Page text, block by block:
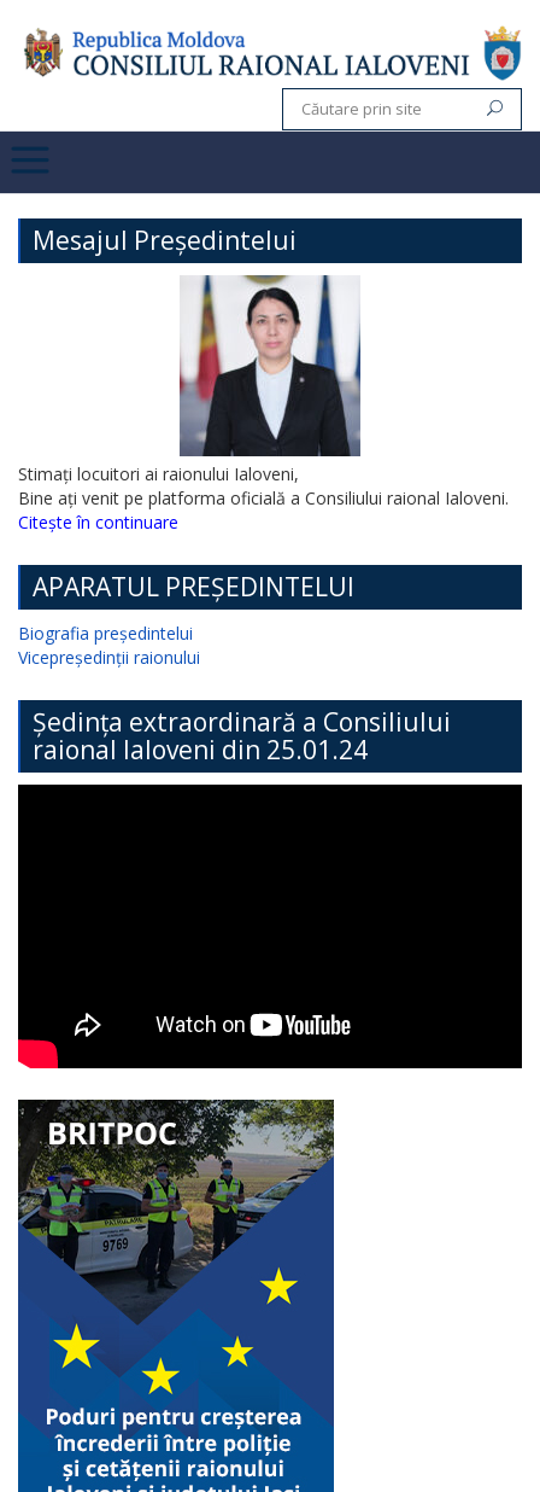
Mesajul Președintelui
Stimați locuitori ai raionului Ialoveni,
Bine ați venit pe platforma oficială a Consiliului raional Ialoveni.
Citește în continuare
APARATUL PREȘEDINTELUI
Biografia președintelui
Vicepreședinții raionului
Ședința extraordinară a Consiliului
raional Ialoveni din 25.01.24